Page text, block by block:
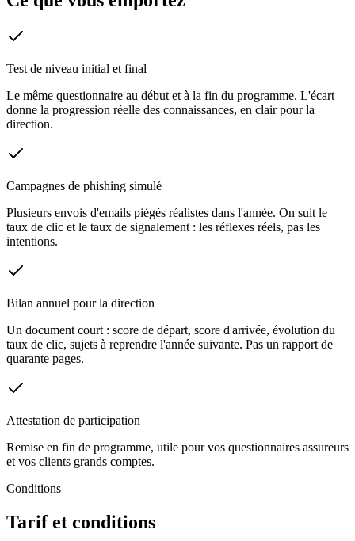
Test de niveau initial et final
Le même questionnaire au début et à la fin du programme. L'écart
donne la progression réelle des connaissances, en clair pour la
direction.
Campagnes de phishing simulé
Plusieurs envois d'emails piégés réalistes dans l'année. On suit le
taux de clic et le taux de signalement : les réflexes réels, pas les
intentions.
Bilan annuel pour la direction
Un document court : score de départ, score d'arrivée, évolution du
taux de clic, sujets à reprendre l'année suivante. Pas un rapport de
quarante pages.
Attestation de participation
Remise en fin de programme, utile pour vos questionnaires assureurs
et vos clients grands comptes.
Conditions
Tarif et conditions